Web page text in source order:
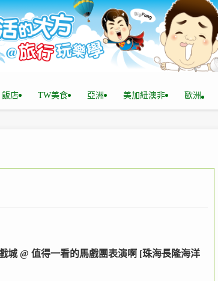
店 TW美食 亞洲 美加紐澳非 歐洲
城 @ 值得一看的馬戲團表演啊 [珠海長隆海洋